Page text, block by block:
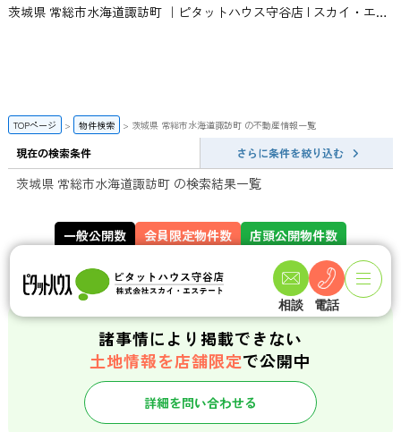
茨城県 常総市水海道諏訪町 ｜ピタットハウス守谷店 | スカイ・エステート
相談 電話
TOPページ 物件検索 茨城県 常総市水海道諏訪町 の不動産情報一覧
現在の検索条件 さらに条件を絞り込む
茨城県 常総市水海道諏訪町 の検索結果一覧
一般公開数
141件
会員限定物件数
358件
店頭公開物件数
諸事情により掲載できない
土地情報を店舗限定で公開中
詳細を問い合わせる